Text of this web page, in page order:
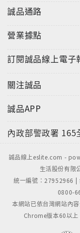
誠品通路
營業據點
訂閱誠品線上電子
關注誠品
誠品APP
內政部警政署 165
誠品線上eslite.com -
生活股份有
統一編號：27952966 |
0800-
本網站已依台灣網站內
Chrome版本60以